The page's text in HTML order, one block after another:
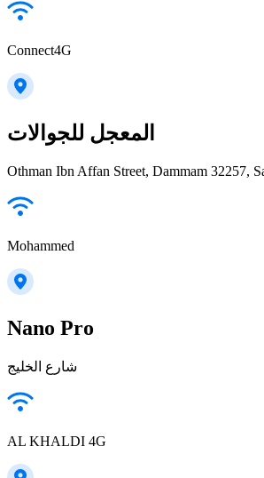
Connect4G
المعجل للجوالات
Othman Ibn Affan Street, Dammam 32257,
Mohammed
Nano Pro
شارع الخليج
AL KHALDI 4G